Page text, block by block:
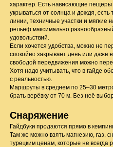
характер. Есть нависающие
укрываться от солнца и дождя,
линии, техничные участки и
рельеф максимально
удовольствий.
Если хочется удобства, можно не
спокойно закрывает день или даже
свободой передвижения можно
Хотя надо учитывать, что в гайде
с реальностью.
Маршруты в среднем по 25–30
брать верёвку от 70 м. Без неё
Снаряжение
Гайдбуки продаются прямо в
Там же можно взять магнезию, газ,
турецким ценам, которые не всегда